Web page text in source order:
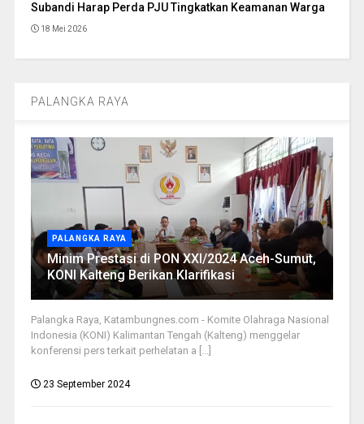
Subandi Harap Perda PJU Tingkatkan Keamanan Warga
18 Mei 2026
PALANGKA RAYA
PALANGKA RAYA
Minim Prestasi di PON XXI/2024 Aceh-Sumut,
KONI Kalteng Berikan Klarifikasi
Palangka Raya, Katambungnes.com - Komite Olahraga Nasional
Indonesia (KONI) Kalimantan Tengah (Kalteng) menggelar
konferensi pers terkait perhelatan a [...]
23 September 2024